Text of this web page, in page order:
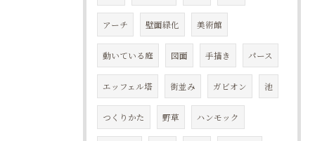
アーチ 壁面緑化 美術館
動いている庭 図面 手描き パース
エッフェル塔 街並み ガビオン 池
つくりかた 野草 ハンモック